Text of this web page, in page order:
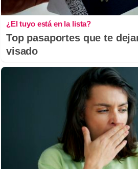
¿El tuyo está en la lista?
Top pasaportes que te
visado